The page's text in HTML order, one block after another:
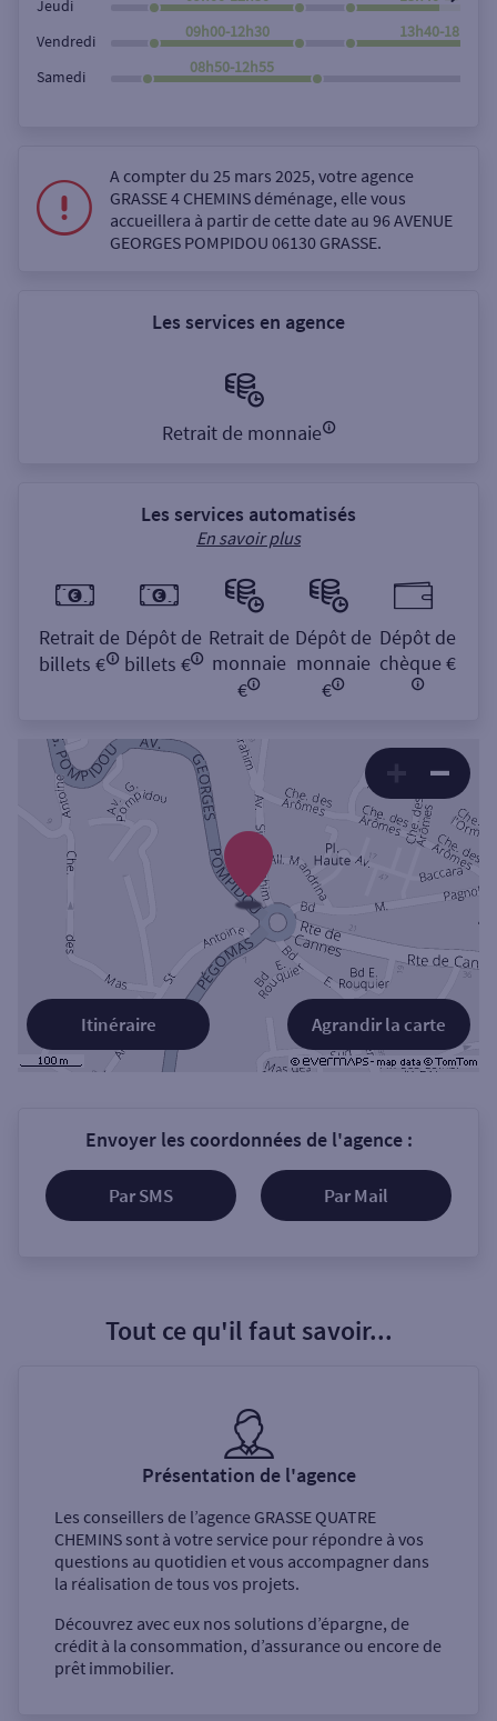
Jeudi
Vendredi
09h00-12h30 13h40-18h00
Samedi
08h50-12h55
A compter du 25 mars 2025, votre agence
GRASSE 4 CHEMINS déménage, elle vous
accueillera à partir de cette date au 96 AVENUE
GEORGES POMPIDOU 06130 GRASSE.
Les services en agence
Retrait de monnaie
Les services automatisés
En savoir plus
Retrait de
billets €
Dépôt de
billets €
Retrait de
monnaie
€
Dépôt de
monnaie
€
Dépôt de
chèque €
Agrandir la carte
Itinéraire
Envoyer les coordonnées de l'agence :
Par SMS Par Mail
Tout ce qu'il faut savoir...
Présentation de l'agence
Les conseillers de l’agence GRASSE QUATRE
CHEMINS sont à votre service pour répondre à vos
questions au quotidien et vous accompagner dans
la réalisation de tous vos projets.
Découvrez avec eux nos solutions d’épargne, de
crédit à la consommation, d’assurance ou encore de
prêt immobilier.